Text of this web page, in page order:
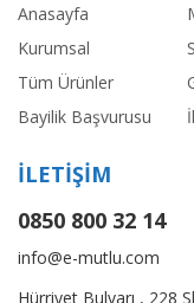
Anasayfa
Kurumsal
Tüm Ürünler
Bayilik Başvurusu
İLETİŞİM
0850 800 32 14
info@e-mutlu.com
Hürriyet Bulvarı , 228